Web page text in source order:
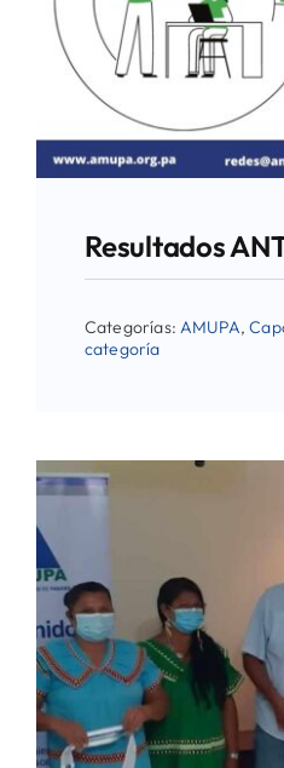
Resultados
Categorías:AMUPA,
categoría